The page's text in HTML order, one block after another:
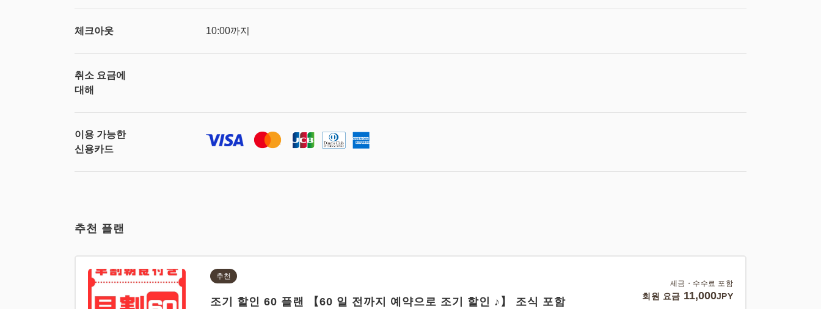
체크아웃 10:00까지
취소 요금에
대해
이용 가능한
신용카드
추천 플랜
세금・수수료 포함
회원 요금 11,000JPY
추천
조기 할인 60 플랜 【60 일 전까지 예약으로 조기 할인 ♪】 조식 포함